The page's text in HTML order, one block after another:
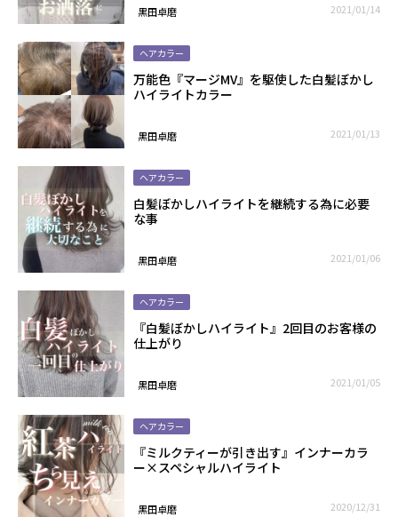
黒田卓磨 2021/01/14
ヘアカラー
万能色『マージMV』を駆使した白髪ぼかし
ハイライトカラー
黒田卓磨 2021/01/13
ヘアカラー
白髪ぼかしハイライトを継続する為に必要
な事
黒田卓磨 2021/01/06
ヘアカラー
『白髪ぼかしハイライト』2回目のお客様の
仕上がり
黒田卓磨 2021/01/05
ヘアカラー
『ミルクティーが引き出す』インナーカラ
ー×スペシャルハイライト
黒田卓磨 2020/12/31